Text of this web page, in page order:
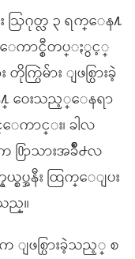
ဩဂုတ္လ ၃ ရက္ေန႔
ေကာင္စီတပ္ႏွင့္
ပြဲမ်ား ျဖစ္ပြားခဲ့
႔္ ေဝးသည့္ေနရာ
ကာင္း၊ ခါလ
ြာသားအခ်ိဳ႕လ
စပ္အနီး ထြက္ေျပး
ည္။
ျဖစ္ပြားခဲ့သည့္ စ